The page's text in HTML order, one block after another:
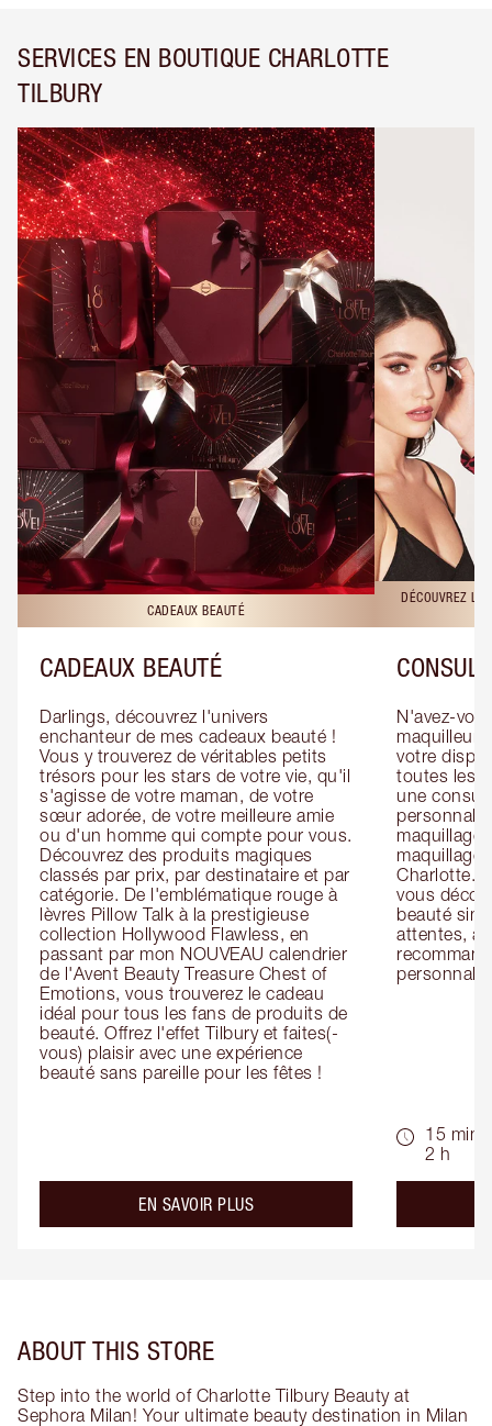
SERVICES EN BOUTIQUE CHARLOTTE
TILBURY
CADEAUX BEAUTÉ
CADEAUX BEAUTÉ
Darlings, découvrez l'univers
enchanteur de mes cadeaux beauté !
Vous y trouverez de véritables petits
trésors pour les stars de votre vie, qu'il
s'agisse de votre maman, de votre
sœur adorée, de votre meilleure amie
ou d'un homme qui compte pour vous.
Découvrez des produits magiques
classés par prix, par destinataire et par
catégorie. De l'emblématique rouge à
lèvres Pillow Talk à la prestigieuse
collection Hollywood Flawless, en
passant par mon NOUVEAU calendrier
de l'Avent Beauty Treasure Chest of
Emotions, vous trouverez le cadeau
idéal pour tous les fans de produits de
beauté. Offrez l'effet Tilbury et faites(-
vous) plaisir avec une expérience
beauté sans pareille pour les fêtes !
EN SAVOIR PLUSabout the
DÉCOUVREZ
N'avez-
maquilleur
votre
toutes les
une
maquillage
maquillage
Charlotte.
vous
beauté
attentes,
15 min -
2 h
ABOUT THIS STORE
Step into the world of Charlotte Tilbury Beauty at
Sephora Milan! Your ultimate beauty destination in Milan